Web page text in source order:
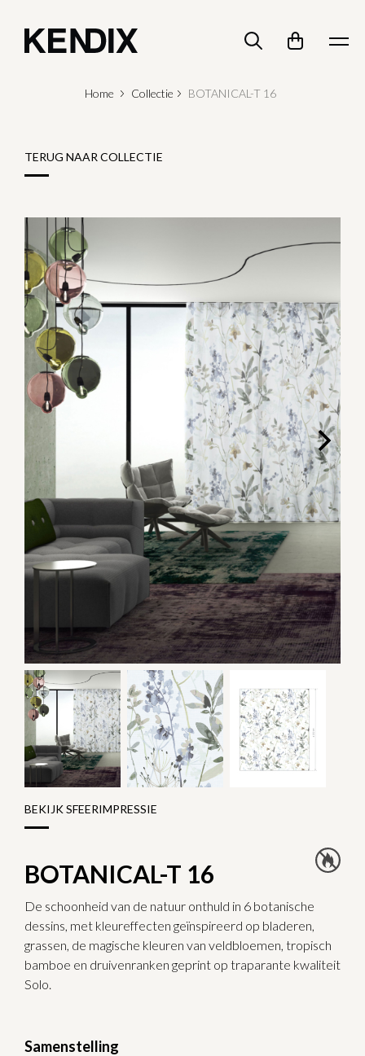
Home Collectie BOTANICAL-T 16
TERUG NAAR COLLECTIE
BOTANICAL-T 16
De schoonheid van de natuur onthuld in 6 botanische
dessins, met kleureffecten geïnspireerd op bladeren,
grassen, de magische kleuren van veldbloemen, tropisch
bamboe en druivenranken geprint op traparante kwaliteit
Solo.
Samenstelling
BEKIJK SFEERIMPRESSIE